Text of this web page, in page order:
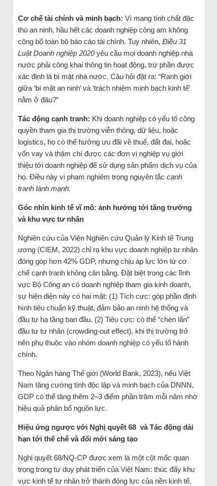
Cơ chế tài chính và minh bạch: Vì mang tính chất đặc
thù an ninh, hầu hết các doanh nghiệp công am không
công bố toàn bộ báo cáo tài chính. Tuy nhiên, Điều 31
Luật Doanh nghiệp 2020yêu cầu mọi doanh nghiệp nhà
nước phải công khai thông tin hoạt động, trừ phần được
xác định là bí mật nhà nước. Câu hỏi đặt ra: “Ranh giới
giữa ‘bí mật an ninh’ và ‘trách nhiệm minh bạch kinh tế’
nằm ở đâu?”
Tác động cạnh tranh: Khi doanh nghiệp có yếu tố công
quyền tham gia thị trường viễn thông, dữ liệu, hoặc
logistics, họ có thể hưởng ưu đãi về thuế, đất đai, hoặc
vốn vay và thậm chí được các đơn vị nghiệp vụ giới
thiệu tới doanh nghiệp để sử dụng sản phẩm dịch vụ của
họ. Điều này vi phạm nghiêm trọng nguyên tắc cạnh
tranh lành mạnh.
Góc nhìn kinh tế vĩ mô: ảnh hưởng tới tăng trưởng
và khu vực tư nhân
Nghiên cứu của Viện Nghiên cứu Quản lý Kinh tế Trung
ương (CIEM, 2022) chỉ ra khu vực doanh nghiệp tư nhân
đóng góp hơn 42% GDP, nhưng chịu áp lực lớn từ cơ
chế cạnh tranh không cân bằng. Đặt biệt trong các lĩnh
vực Bộ Công an có doanh nghiệp tham gia kinh doanh,
sự hiện diện này có hai mặt: (1) Tích cực: góp phần định
hình tiêu chuẩn kỹ thuật, đảm bảo an ninh hệ thống và
đầu tư hạ tầng ban đầu. (2) Tiêu cực: có thể “chèn lấn”
đầu tư tư nhân (crowding-out effect), khi thị trường trở
nên phụ thuộc vào nhóm doanh nghiệp có yếu tố hành
chính.
Theo Ngân hàng Thế giới (World Bank, 2023), nếu Việt
Nam tăng cường tính độc lập và minh bạch của DNNN,
GDP có thể tăng thêm 2–3 điểm phần trăm mỗi năm nhờ
hiệu quả phân bổ nguồn lực.
Hiệu ứng ngược với Nghị quyết 68 và Tác động dài
hạn tới thể chế và đổi mới sáng tạo
Nghị quyết 68/NQ-CP được xem là một cột mốc quan
trọng trong tư duy phát triển của Việt Nam: thúc đẩy khu
vực kinh tế tư nhân trở thành động lực của nền kinh tế.